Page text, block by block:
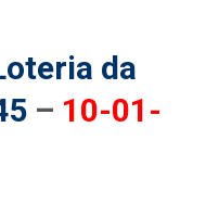
da
– 10-01-